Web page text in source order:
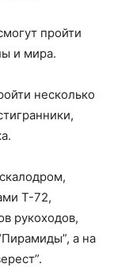
пройти
и мира.
несколько
Т-72,
рукоходов,
а на